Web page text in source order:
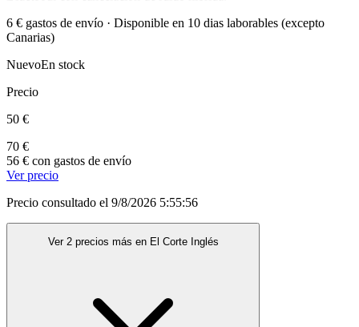
6 € gastos de envío · Disponible en 10 dias laborables (excepto
Canarias)
NuevoEn stock
Precio
50 €
70 €
56 € con gastos de envío
Ver precio
Precio consultado el 9/8/2026 5:55:56
Ver 2 precios más en El Corte Inglés